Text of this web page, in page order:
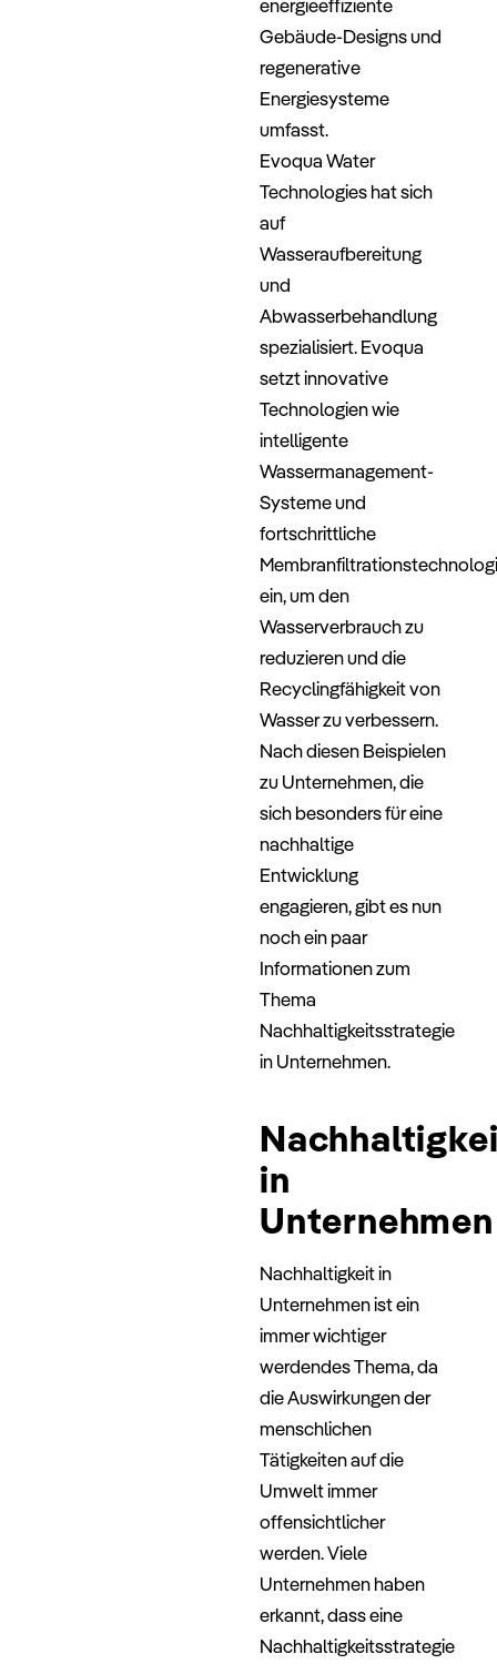
energieeffiziente
Gebäude-Designs und
regenerative
Energiesysteme
umfasst.
Evoqua Water
Technologies hat sich
auf
Wasseraufbereitung
und
Abwasserbehandlung
spezialisiert. Evoqua
setzt innovative
Technologien wie
intelligente
Wassermanagement-
Systeme und
fortschrittliche
ein, um den
Wasserverbrauch zu
reduzieren und die
Recyclingfähigkeit von
Wasser zu verbessern.
Nach diesen Beispielen
zu Unternehmen, die
sich besonders für eine
nachhaltige
Entwicklung
engagieren, gibt es nun
noch ein paar
Informationen zum
Thema
Nachhaltigkeitsstrategie
in Unternehmen.
in
Unternehmen
Nachhaltigkeit in
Unternehmen ist ein
immer wichtiger
werdendes Thema, da
die Auswirkungen der
menschlichen
Tätigkeiten auf die
Umwelt immer
offensichtlicher
werden. Viele
Unternehmen haben
erkannt, dass eine
Nachhaltigkeitsstrategie